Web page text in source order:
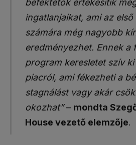
befektetők értékesítik
ingatlanjaikat, ami az
számára még nagyobb
eredményezhet. Ennek a
program keresletet szív
piacról, ami fékezheti a
stagnálást vagy akár
okozhat”– mondta
House vezető elemzője.